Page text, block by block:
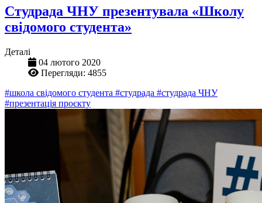
Студрада ЧНУ презентувала «Школу
свідомого студента»
Деталі
04 лютого 2020
Перегляди: 4855
#школа свідомого студента #студрада #студрада ЧНУ
#презентація проєкту